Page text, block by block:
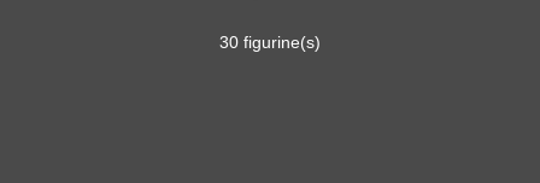
30 figurine(s)